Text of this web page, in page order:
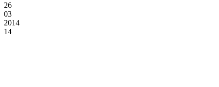
26
03
2014
14